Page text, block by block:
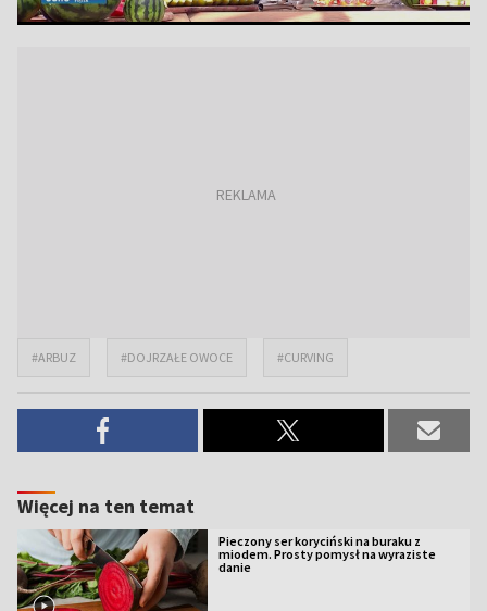
#ARBUZ #DOJRZAŁE OWOCE #CURVING
Więcej na ten temat
Pieczony ser koryciński na buraku z
miodem. Prosty pomysł na wyraziste
danie